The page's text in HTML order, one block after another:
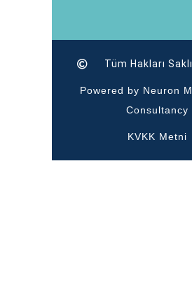
Tüm Hakları
Powered by Neuron
Consultancy
KVKK Metni